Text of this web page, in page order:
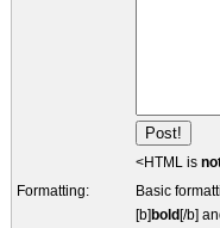
<HTML is
Formatting:
Basic
[b] bold [/b]